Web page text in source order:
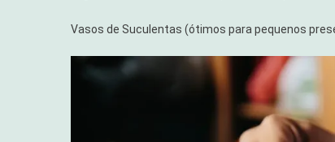
Vasos de Suculentas (ótimos para pequenos